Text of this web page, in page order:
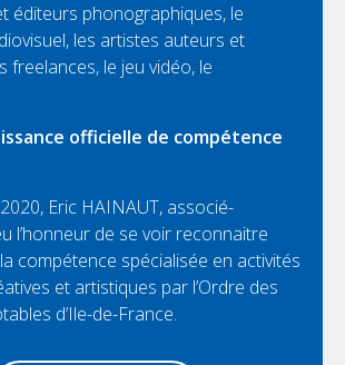
éditeurs phonographiques, le
les artistes auteurs et
freelances, le jeu vidéo, le
officielle de compétence
Eric HAINAUT, associé-
l’honneur de se voir reconnaitre
compétence spécialisée en activités
et artistiques par l’Ordre des
d’Ile-de-France.